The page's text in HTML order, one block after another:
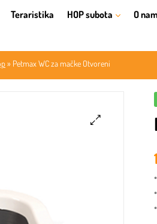
Teraristika HOP subota O
» Petmax WC za mačke Otvoreni